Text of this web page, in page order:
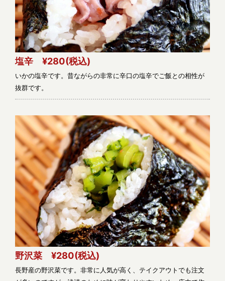
塩辛 ¥280(税込)
いかの塩辛です。昔ながらの非常に辛口の塩辛でご飯との相性が
抜群です。
野沢菜 ¥280(税込)
長野産の野沢菜です。非常に人気が高く、テイクアウトでも注文